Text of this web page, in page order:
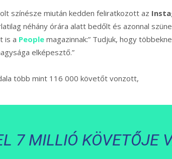
színésze miután kedden feliratkozott az
néhány órára alatt bedőlt és azonnal
is a People magazinnak:” Tudjuk, hogy
elképesztő.”
több mint 116 000 követőt vonzott,
7 MILLIÓ KÖVETŐJE